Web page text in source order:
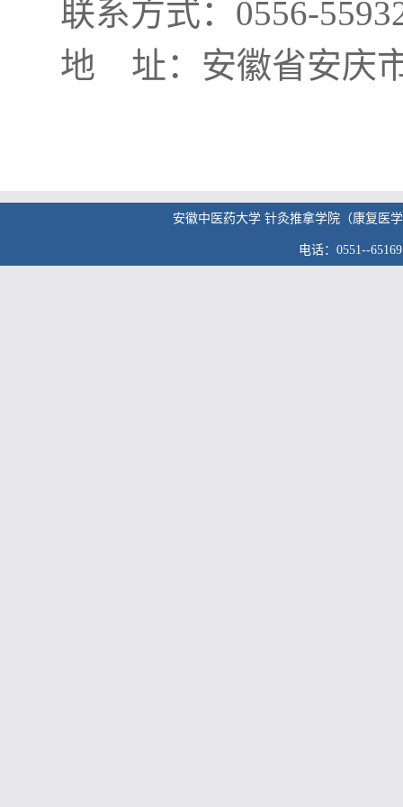
联系方式：0556-
地 址：安徽省安庆
安徽中医药大学 针灸推拿学院（康复医
电话：0551--